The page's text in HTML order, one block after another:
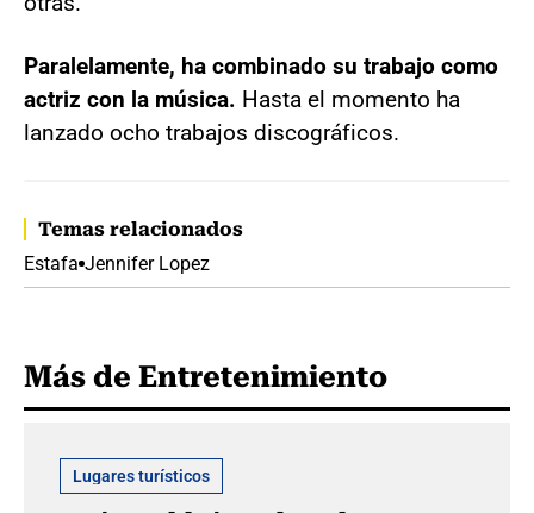
Paralelamente, ha combinado su trabajo como
actriz con la música. Hasta el momento ha
lanzado ocho trabajos discográficos.
Temas relacionados
Estafa Jennifer Lopez
Más de Entretenimiento
Lugares turísticos